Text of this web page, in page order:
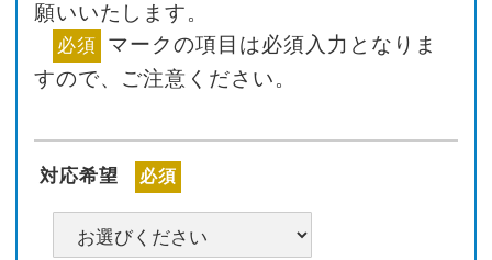
願いいたします。
必須 マークの項目は必須入力となりま
すので、ご注意ください。
対応希望 必須